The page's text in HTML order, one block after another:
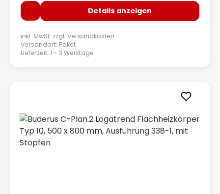
Details anzeigen
inkl. MwSt. zzgl. Versandkosten
Versandart: Paket
Lieferzeit: 1 - 3 Werktage